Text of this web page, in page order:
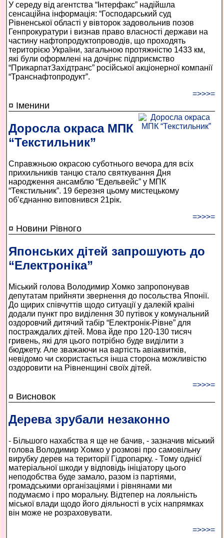
У середу від агентства “Інтерфакс” надійшла
сенсаційна інформація: “Господарський суд
Рівненської області у вівторок задовольнив позов
Генпрокуратури і визнав право власності держави на
частину нафтопродуктопроводів, що проходять
територією України, загальною протяжністю 1433 км,
які були оформлені на дочірнє підприємство
“ПрикарпатЗахідтранс” російської акціонерної компанії
“Транснафтопродукт”.
=>>>=
¤ Іменини
Доросла окраса МПК
“Текстильник”
Справжньою окрасою суботнього вечора для всіх
прихильників танцю стало святкування Дня
народження ансамблю “Едельвейс” у МПК
“Текстильник”. 19 березня цьому мистецькому
об’єднанню виповнився 21рік.
=>>>=
¤ Новини Рівного
Японських дітей запрошують до
“Електроніка”
Міський голова Володимир Хомко запропонував
депутатам прийняти звернення до посольства Японії.
До щирих співчуттів щодо ситуації у далекій країні
додали пункт про виділення 30 путівок у комунальний
оздоровчий дитячий табір “Електронік-Рівне” для
постраждалих дітей. Мова йде про 120-130 тисяч
гривень, які для цього потрібно буде виділити з
бюджету. Але зважаючи на вартість авіаквитків,
невідомо чи скористається інша сторона можливістю
оздоровити на Рівненщині своїх дітей.
=>>>=
¤ Висновок
Дерева зрубали незаконно
- Більшого нахабства я ще не бачив, - зазначив міський
голова Володимир Хомко у розмові про самовільну
вирубку дерев на території Гідропарку. - Тому однієї
матеріальної шкоди у відповідь ініціатору цього
неподобства буде замало, разом із партіями,
громадськими організаціями і рівнянами ми
подумаємо і про моральну. Відтепер на лояльність
міської влади щодо його діяльності в усіх напрямках
він може не розраховувати.
=>>>=